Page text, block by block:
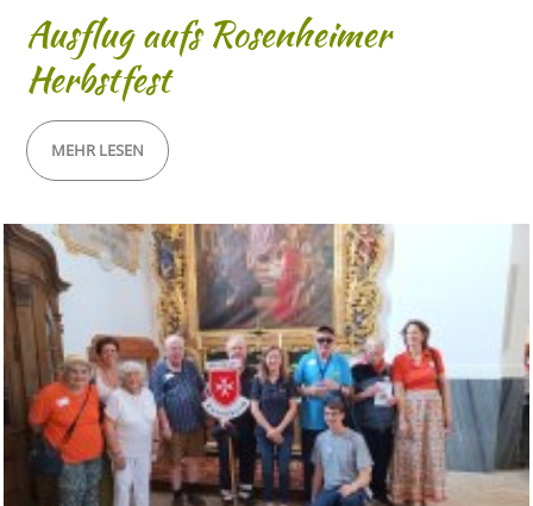
Ausflug aufs Rosenheimer
Herbstfest
MEHR LESEN